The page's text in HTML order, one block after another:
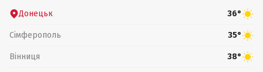
Донецьк 36°
Сімферополь 35°
Вінниця 38°